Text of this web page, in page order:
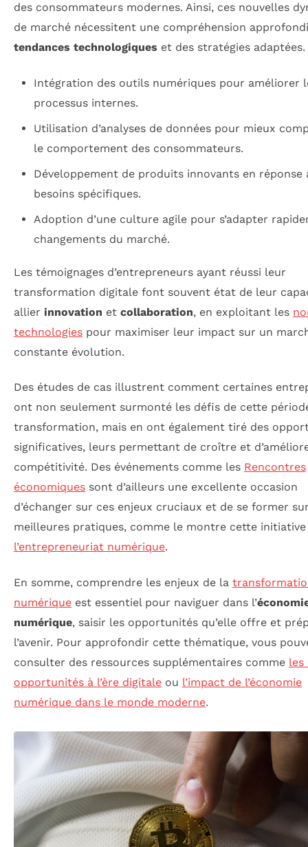
des consommateurs modernes. Ainsi, ces nouvelles
de marché nécessitent une compréhension
tendances technologiques et des stratégies adaptées.
Intégration des outils numériques pour améliorer
processus internes.
Utilisation d’analyses de données pour mieux
le comportement des consommateurs.
Développement de produits innovants en réponse
besoins spécifiques.
Adoption d’une culture agile pour s’adapter
changements du marché.
Les témoignages d’entrepreneurs ayant réussi leur
transformation digitale font souvent état de leur
allier innovation et collaboration, en exploitant les
technologies pour maximiser leur impact sur un
constante évolution.
Des études de cas illustrent comment certaines
ont non seulement surmonté les défis de cette
transformation, mais en ont également tiré des
significatives, leurs permettant de croître et
compétitivité. Des événements comme les Rencontres
économiques sont d’ailleurs une excellente occasion
d’échanger sur ces enjeux cruciaux et de se former
meilleures pratiques, comme le montre cette
l’entrepreneuriat numérique.
En somme, comprendre les enjeux de la
numérique est essentiel pour naviguer dans l’
numérique, saisir les opportunités qu’elle offre et
l’avenir. Pour approfondir cette thématique, vous
consulter des ressources supplémentaires comme les
opportunités à l’ère digitale ou l’impact de l’économie
numérique dans le monde moderne.